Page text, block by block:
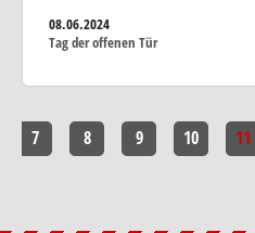
08.06.2024
Tag der offenen Tür
7 8 9 10 11